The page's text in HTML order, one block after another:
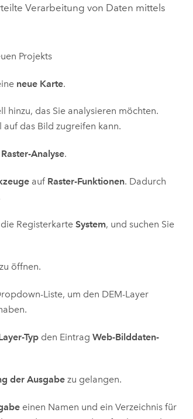
Verarbeitung von Daten mittels
Projekts
neue Karte.
hinzu, das Sie analysieren möchten.
auf das Bild zugreifen kann.
Raster-Analyse.
auf Raster-Funktionen. Dadurch
RegisterkarteSystem, und suchen Sie
öffnen.
Liste, um den DEM-Layer
Typ den EintragWeb-Bilddaten-
der Ausgabe zu gelangen.
einen Namen und ein Verzeichnis für